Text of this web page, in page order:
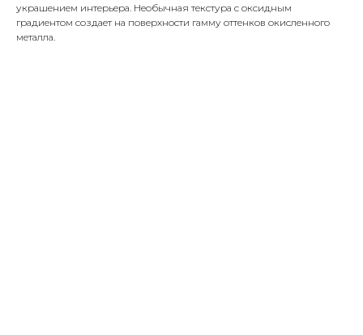
украшением интерьера. Необычная текстура с оксидным
градиентом создает на поверхности гамму оттенков окисленного
металла.